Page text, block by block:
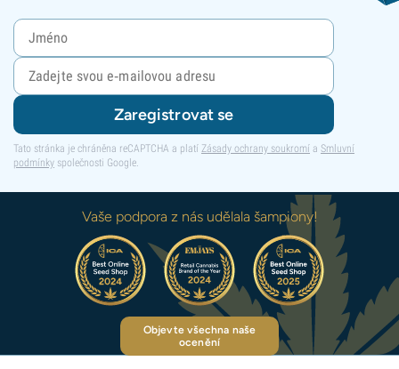
Zaregistrovat se
Tato stránka je chráněna reCAPTCHA a platí Zásady ochrany soukromí a Smluvní
podmínky společnosti Google.
Vaše podpora z nás udělala šampiony!
Objevte všechna naše
ocenění